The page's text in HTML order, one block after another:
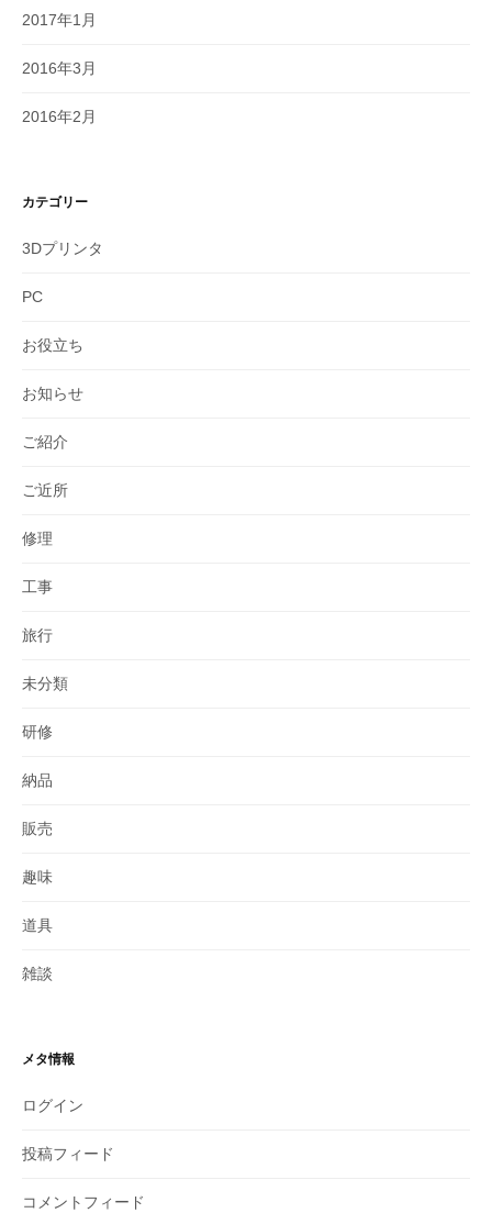
2017年1月
2016年3月
2016年2月
カテゴリー
3Dプリンタ
PC
お役立ち
お知らせ
ご紹介
ご近所
修理
工事
旅行
未分類
研修
納品
販売
趣味
道具
雑談
メタ情報
ログイン
投稿フィード
コメントフィード